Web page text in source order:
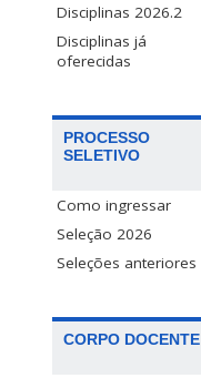
Disciplinas 2026.2
Disciplinas já
oferecidas
PROCESSO
SELETIVO
Como ingressar
Seleção 2026
Seleções anteriores
CORPO DOCENTE